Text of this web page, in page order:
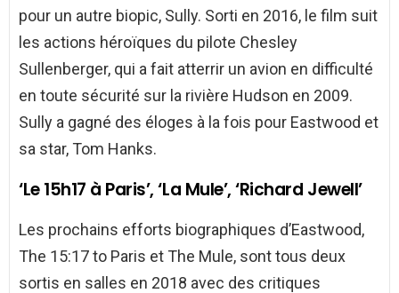
pour un autre biopic, Sully. Sorti en 2016, le film suit
les actions héroïques du pilote Chesley
Sullenberger, qui a fait atterrir un avion en difficulté
en toute sécurité sur la rivière Hudson en 2009.
Sully a gagné des éloges à la fois pour Eastwood et
sa star, Tom Hanks.
‘Le 15h17 à Paris’, ‘La Mule’, ‘Richard Jewell’
Les prochains efforts biographiques d’Eastwood,
The 15:17 to Paris et The Mule, sont tous deux
sortis en salles en 2018 avec des critiques